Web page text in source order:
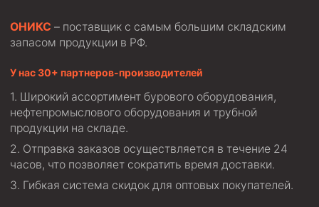
Фрезеры торцевые с фрезерующей воронкой и с
заводным зубом
Фрезеры стартово-оконные
Печати свинцовые
Калибраторы расширители
Фрезеры Барракуда
ОНИКС – поставщик с самым большим складским
запасом продукции в РФ.
У нас 30+ партнеров-производителей
Широкий ассортимент бурового оборудования,
нефтепромыслового оборудования и трубной
продукции на складе.
Отправка заказов осуществляется в течение 24
часов, что позволяет сократить время доставки.
Гибкая система скидок для оптовых покупателей.